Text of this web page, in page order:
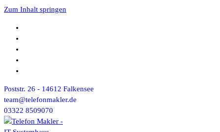
Zum Inhalt springen
Poststr. 26 - 14612 Falkensee
team@telefonmakler.de
03322 8509070